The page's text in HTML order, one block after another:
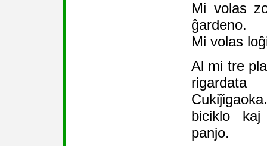
Mi volas
ĝardeno.
Mi volas
Al mi tre
biciklo
panjo.